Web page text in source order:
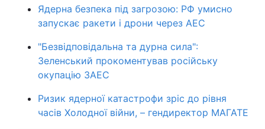
Ядерна безпека під загрозою: РФ умисно
запускає ракети і дрони через АЕС
"Безвідповідальна та дурна сила":
Зеленський прокоментував російську
окупацію ЗАЕС
Ризик ядерної катастрофи зріс до рівня
часів Холодної війни, – гендиректор МАГАТЕ